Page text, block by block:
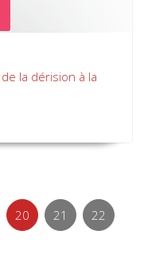
la dérision à la
20 21 22